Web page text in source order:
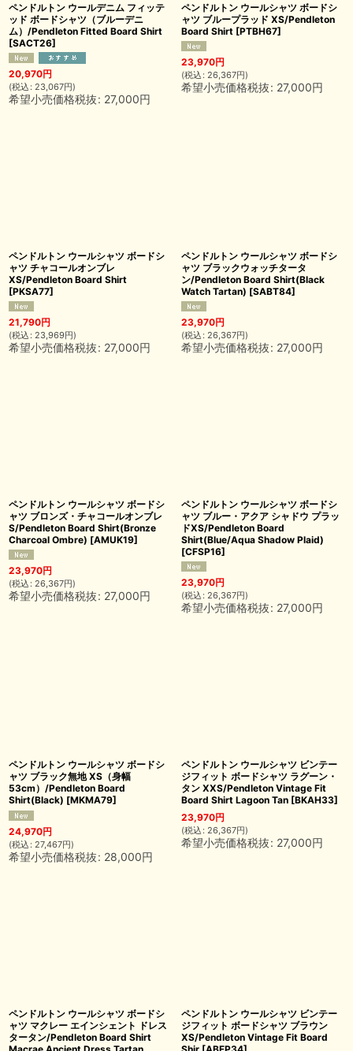
ペンドルトン ウールデニム フィッテ
ッド ボードシャツ（ブルーデニ
ム）/Pendleton Fitted Board Shirt
[SACT26]
20,970円
(税込 : 23,067円)
希望小売価格税抜: 27,000円
ペンドルトン ウールシャツ ボードシ
ャツ ブループラッド XS/Pendleton
Board Shirt [PTBH67]
23,970円
(税込 : 26,367円)
希望小売価格税抜: 27,000円
ペンドルトン ウールシャツ ボードシ
ャツ チャコールオンブレ
XS/Pendleton Board Shirt
[PKSA77]
21,790円
(税込 : 23,969円)
希望小売価格税抜: 27,000円
ペンドルトン ウールシャツ ボードシ
ャツ ブラックウォッチタータ
ン/Pendleton Board Shirt(Black
Watch Tartan) [SABT84]
23,970円
(税込 : 26,367円)
希望小売価格税抜: 27,000円
ペンドルトン ウールシャツ ボードシ
ャツ ブロンズ・チャコールオンブレ
S/Pendleton Board Shirt(Bronze
Charcoal Ombre) [AMUK19]
23,970円
(税込 : 26,367円)
希望小売価格税抜: 27,000円
ペンドルトン ウールシャツ ボードシ
ャツ ブルー・アクア シャドウ プラッ
ドXS/Pendleton Board
Shirt(Blue/Aqua Shadow Plaid)
[CFSP16]
23,970円
(税込 : 26,367円)
希望小売価格税抜: 27,000円
ペンドルトン ウールシャツ ボードシ
ャツ ブラック無地 XS（身幅
53cm）/Pendleton Board
Shirt(Black) [MKMA79]
24,970円
(税込 : 27,467円)
希望小売価格税抜: 28,000円
ペンドルトン ウールシャツ ビンテー
ジフィット ボードシャツ ラグーン・
タン XXS/Pendleton Vintage Fit
Board Shirt Lagoon Tan [BKAH33]
23,970円
(税込 : 26,367円)
希望小売価格税抜: 27,000円
ペンドルトン ウールシャツ ボードシ
ャツ マクレー エインシェント ドレス
タータン/Pendleton Board Shirt
ペンドルトン ウールシャツ ビンテー
ジフィット ボードシャツ ブラウン
XS/Pendleton Vintage Fit Board